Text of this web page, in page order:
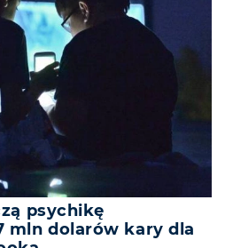
psychikę
mln dolarów kary dla